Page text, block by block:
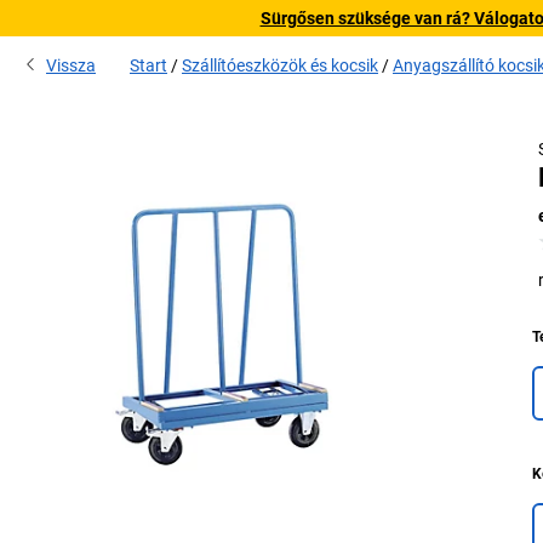
Sürgősen szüksége van rá?
Vissza Start Szállítóeszközök és kocsik Anyagszállító